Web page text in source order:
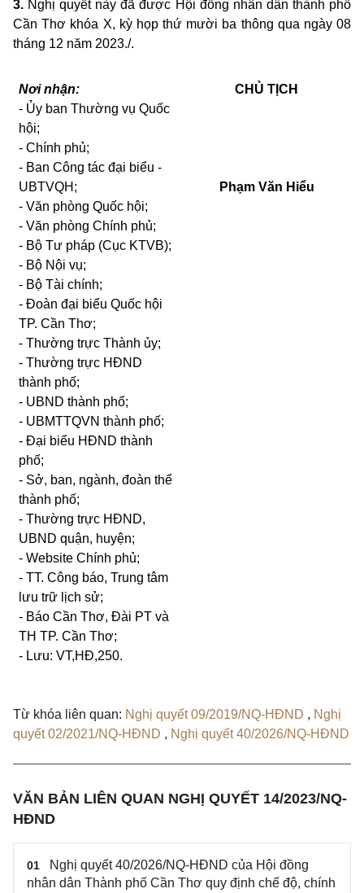
3. Nghị quyết này đã được Hội đồng nhân dân thành phố
Cần Thơ khóa X, kỳ họp thứ mười ba thông qua ngày 08
tháng 12 năm 2023./.
Nơi nhận:
- Ủy ban Thường vụ Quốc
hội;
- Chính phủ;
- Ban Công tác đại biểu -
UBTVQH;
- Văn phòng Quốc hội;
- Văn phòng Chính phủ;
- Bộ Tư pháp (Cục KTVB);
- Bộ Nội vụ;
- Bộ Tài chính;
- Đoàn đại biểu Quốc hội
TP. Cần Thơ;
- Thường trực Thành ủy;
- Thường trực HĐND
thành phố;
- UBND thành phố;
- UBMTTQVN thành phố;
- Đại biểu HĐND thành
phố;
- Sở, ban, ngành, đoàn thể
thành phố;
- Thường trực HĐND,
UBND quận, huyện;
- Website Chính phủ;
- TT. Công báo, Trung tâm
lưu trữ lịch sử;
- Báo Cần Thơ, Đài PT và
TH TP. Cần Thơ;
- Lưu: VT,HĐ,250.
CHỦ TỊCH
Phạm Văn Hiểu
Từ khóa liên quan: Nghị quyết 09/2019/NQ-HĐND , Nghị
quyết 02/2021/NQ-HĐND , Nghị quyết 40/2026/NQ-HĐND
VĂN BẢN LIÊN QUAN NGHỊ QUYẾT 14/2023/NQ-
HĐND
01
Nghị quyết 40/2026/NQ-HĐND của Hội đồng
nhân dân Thành phố Cần Thơ quy định chế độ, chính